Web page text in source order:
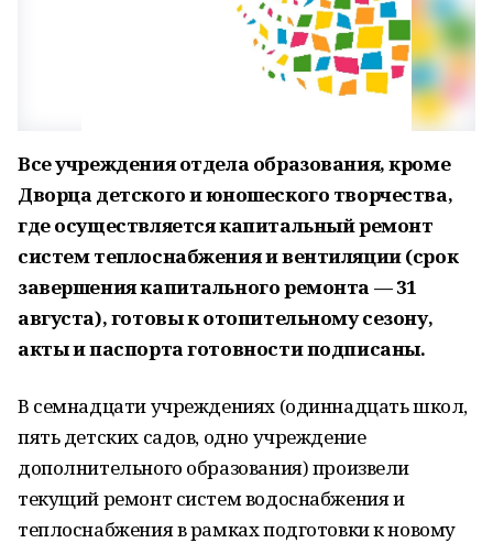
Все учреждения отдела образования, кроме
Дворца детского и юношеского творчества,
где осуществляется капитальный ремонт
систем теплоснабжения и вентиляции (срок
завершения капитального ремонта — 31
августа), готовы к отопительному сезону,
акты и паспорта готовности подписаны.
В семнадцати учреждениях (одиннадцать школ,
пять детских садов, одно учреждение
дополнительного образования) произвели
текущий ремонт систем водоснабжения и
теплоснабжения в рамках подготовки к новому